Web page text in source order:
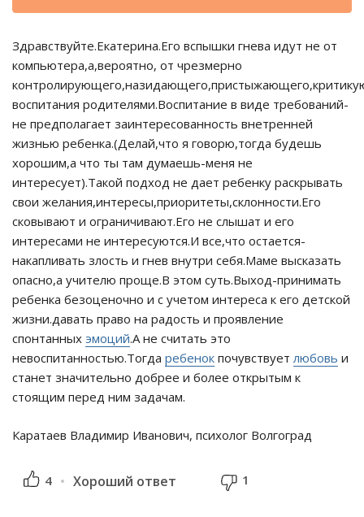
Здравствуйте.Екатерина.Его вспышки гнева идут не от
компьютера,а,вероятно, от чрезмерно
воспитания родителями.Воспитание в виде требований-
не предполагает заинтересованность внетренней
жизнью ребенка.(Делай,что я говорю,тогда будешь
хорошим,а что ты там думаешь-меня не
интересует).Такой подход не дает ребенку раскрывать
свои желания,интересы,приоритеты,склонности.Его
сковывают и ограничивают.Его не слышат и его
интересами не интересуются.И все,что остается-
накапливать злость и гнев внутри себя.Маме высказать
опасно,а учителю проще.В этом суть.Выход-принимать
ребенка безоценочно и с учетом интереса к его детской
жизни.давать право на радость и проявление
спонтанных эмоций.А не считать это
невоспитанностью.Тогда ребенок почувствует любовь и
станет значительно добрее и более открытым к
стоящим перед ним задачам.
Каратаев Владимир Иванович, психолог Волгоград
4 Хороший ответ 1